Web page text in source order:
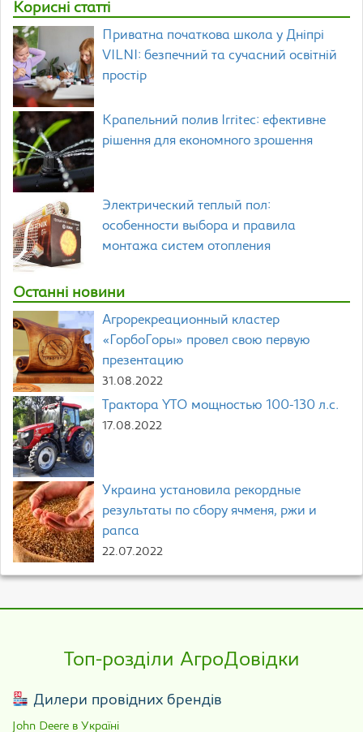
Корисні статті
Приватна початкова школа у Дніпрі
VILNI: безпечний та сучасний освітній
простір
Крапельний полив Irritec: ефективне
рішення для економного зрошення
Электрический теплый пол:
особенности выбора и правила
монтажа систем отопления
Останні новини
Агрорекреационный кластер
«ГорбоГоры» провел свою первую
презентацию
31.08.2022
Трактора YTO мощностью 100-130 л.с.
17.08.2022
Украина установила рекордные
результаты по сбору ячменя, ржи и
рапса
22.07.2022
Топ-розділи АгроДовідки
Дилери провідних брендів
John Deere в Україні